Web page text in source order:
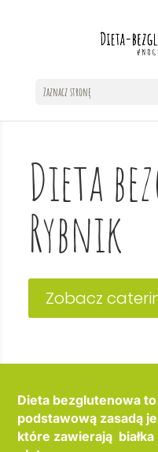
Zaznacz stronę
Dieta
Rybnik
Zobacz
Dieta bezglutenowa
podstawową zasadą
które zawierają